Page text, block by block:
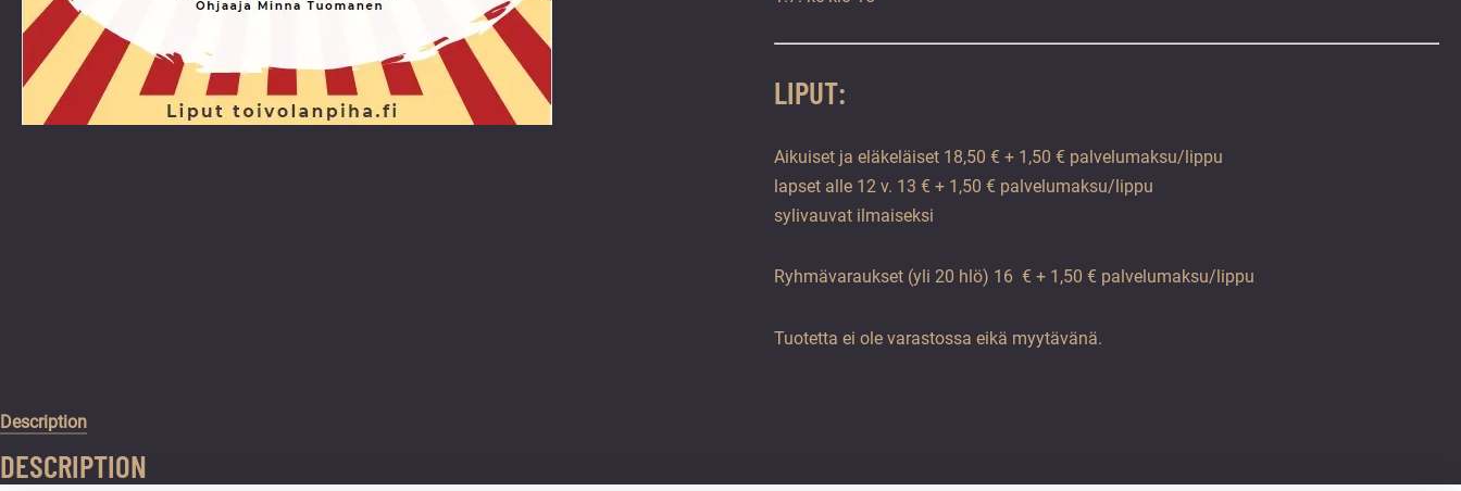
LIPUT:
Aikuiset ja eläkeläiset 18,50 € + 1,50 € palvelumaksu/lippu
lapset alle 12 v. 13 € + 1,50 € palvelumaksu/lippu
sylivauvat ilmaiseksi
Ryhmävaraukset (yli 20 hlö) 16 € + 1,50 € palvelumaksu/lippu
Tuotetta ei ole varastossa eikä myytävänä.
Description
DESCRIPTION